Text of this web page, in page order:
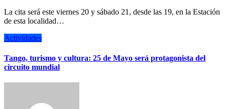
La cita será este viernes 20 y sábado 21, desde las 19, en la Estación
de esta localidad…
Actividades
Tango, turismo y cultura: 25 de Mayo será protagonista del
circuito mundial